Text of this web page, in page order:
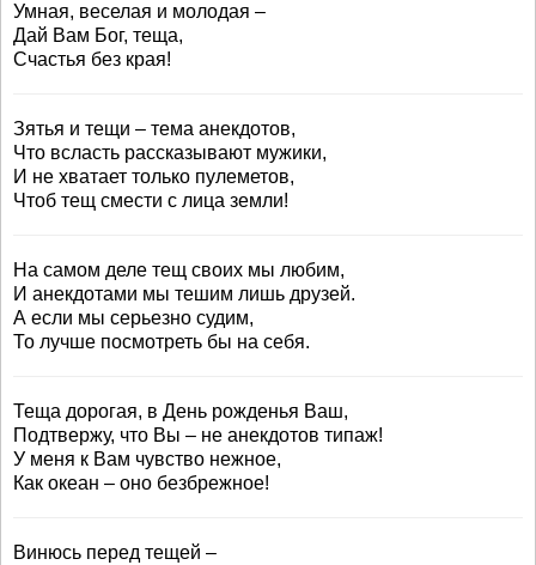
Умная, веселая и молодая –
Дай Вам Бог, теща,
Счастья без края!
Зятья и тещи – тема анекдотов,
Что всласть рассказывают мужики,
И не хватает только пулеметов,
Чтоб тещ смести с лица земли!
На самом деле тещ своих мы любим,
И анекдотами мы тешим лишь друзей.
А если мы серьезно судим,
То лучше посмотреть бы на себя.
Теща дорогая, в День рожденья Ваш,
Подтвержу, что Вы – не анекдотов типаж!
У меня к Вам чувство нежное,
Как океан – оно безбрежное!
Винюсь перед тещей –